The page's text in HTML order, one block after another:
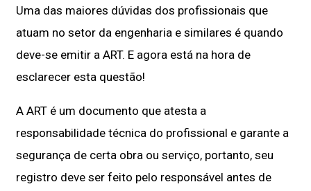
Uma das maiores dúvidas dos profissionais que
atuam no setor da engenharia e similares é quando
deve-se emitir a ART. E agora está na hora de
esclarecer esta questão!
A ART é um documento que atesta a
responsabilidade técnica do profissional e garante a
segurança de certa obra ou serviço, portanto, seu
registro deve ser feito pelo responsável antes de